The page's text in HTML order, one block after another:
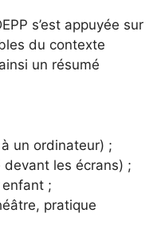
s’est appuyée sur
du contexte
un résumé
un ordinateur) ;
les écrans) ;
enfant ;
pratique